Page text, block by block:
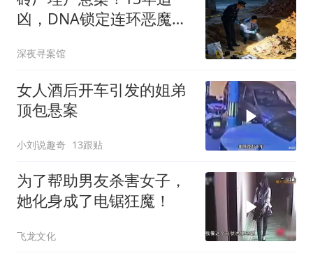
凶，DNA锁定连环恶魔，
深夜寻案馆
女人酒后开车引发的姐弟
顶包悬案
小刘说趣奇 13跟贴
为了帮助男友杀害女子，
她化身成了电锯狂魔！
飞龙文化